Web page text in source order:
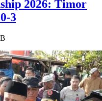
2026: Timor
3